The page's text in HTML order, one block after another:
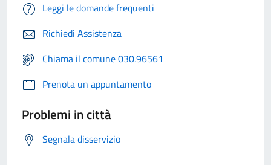
Leggi le domande frequenti
Richiedi Assistenza
Chiama il comune 030.96561
Prenota un appuntamento
Problemi in città
Segnala disservizio